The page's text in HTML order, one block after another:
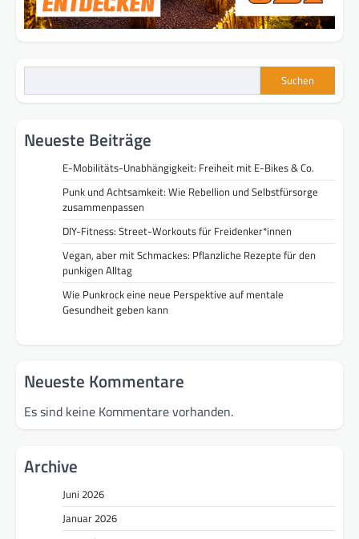
Suchen
Neueste Beiträge
E-Mobilitäts-Unabhängigkeit: Freiheit mit E-Bikes & Co.
Punk und Achtsamkeit: Wie Rebellion und Selbstfürsorge
zusammenpassen
DIY-Fitness: Street-Workouts für Freidenker*innen
Vegan, aber mit Schmackes: Pflanzliche Rezepte für den
punkigen Alltag
Wie Punkrock eine neue Perspektive auf mentale
Gesundheit geben kann
Neueste Kommentare
Es sind keine Kommentare vorhanden.
Archive
Juni 2026
Januar 2026